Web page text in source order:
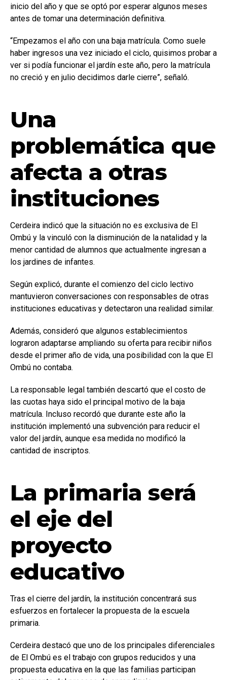
inicio del año y que se optó por esperar algunos meses
antes de tomar una determinación definitiva.
“Empezamos el año con una baja matrícula. Como suele
haber ingresos una vez iniciado el ciclo, quisimos probar a
ver si podía funcionar el jardín este año, pero la matrícula
no creció y en julio decidimos darle cierre”, señaló.
Una
problemática que
afecta a otras
instituciones
Cerdeira indicó que la situación no es exclusiva de El
Ombú y la vinculó con la disminución de la natalidad y la
menor cantidad de alumnos que actualmente ingresan a
los jardines de infantes.
Según explicó, durante el comienzo del ciclo lectivo
mantuvieron conversaciones con responsables de otras
instituciones educativas y detectaron una realidad similar.
Además, consideró que algunos establecimientos
lograron adaptarse ampliando su oferta para recibir niños
desde el primer año de vida, una posibilidad con la que El
Ombú no contaba.
La responsable legal también descartó que el costo de
las cuotas haya sido el principal motivo de la baja
matrícula. Incluso recordó que durante este año la
institución implementó una subvención para reducir el
valor del jardín, aunque esa medida no modificó la
cantidad de inscriptos.
La primaria será
el eje del
proyecto
educativo
Tras el cierre del jardín, la institución concentrará sus
esfuerzos en fortalecer la propuesta de la escuela
primaria.
Cerdeira destacó que uno de los principales diferenciales
de El Ombú es el trabajo con grupos reducidos y una
propuesta educativa en la que las familias participan